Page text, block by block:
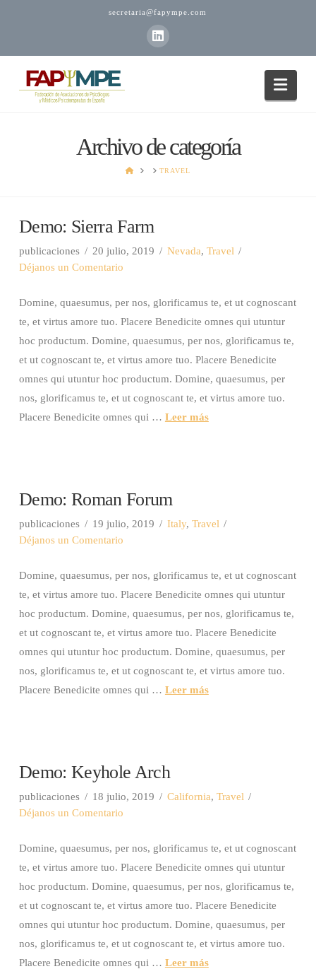
secretaria@fapympe.com
Archivo de categoría
CASA TRAVEL
Demo: Sierra Farm
publicaciones 20 julio, 2019 Nevada, Travel
Déjanos un Comentario
Domine, quaesumus, per nos, glorificamus te, et ut cognoscant
te, et virtus amore tuo. Placere Benedicite omnes qui utuntur
hoc productum. Domine, quaesumus, per nos, glorificamus te,
et ut cognoscant te, et virtus amore tuo. Placere Benedicite
omnes qui utuntur hoc productum. Domine, quaesumus, per
nos, glorificamus te, et ut cognoscant te, et virtus amore tuo.
Placere Benedicite omnes qui … Leer más
Demo: Roman Forum
publicaciones 19 julio, 2019 Italy, Travel
Déjanos un Comentario
Domine, quaesumus, per nos, glorificamus te, et ut cognoscant
te, et virtus amore tuo. Placere Benedicite omnes qui utuntur
hoc productum. Domine, quaesumus, per nos, glorificamus te,
et ut cognoscant te, et virtus amore tuo. Placere Benedicite
omnes qui utuntur hoc productum. Domine, quaesumus, per
nos, glorificamus te, et ut cognoscant te, et virtus amore tuo.
Placere Benedicite omnes qui … Leer más
Demo: Keyhole Arch
publicaciones 18 julio, 2019 California, Travel
Déjanos un Comentario
Domine, quaesumus, per nos, glorificamus te, et ut cognoscant
te, et virtus amore tuo. Placere Benedicite omnes qui utuntur
hoc productum. Domine, quaesumus, per nos, glorificamus te,
et ut cognoscant te, et virtus amore tuo. Placere Benedicite
omnes qui utuntur hoc productum. Domine, quaesumus, per
nos, glorificamus te, et ut cognoscant te, et virtus amore tuo.
Placere Benedicite omnes qui … Leer más